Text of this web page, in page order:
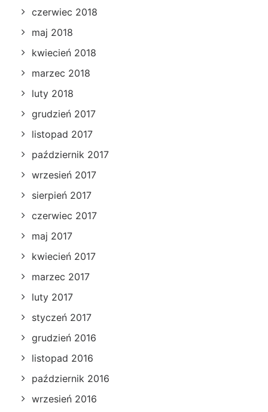
czerwiec 2018
maj 2018
kwiecień 2018
marzec 2018
luty 2018
grudzień 2017
listopad 2017
październik 2017
wrzesień 2017
sierpień 2017
czerwiec 2017
maj 2017
kwiecień 2017
marzec 2017
luty 2017
styczeń 2017
grudzień 2016
listopad 2016
październik 2016
wrzesień 2016